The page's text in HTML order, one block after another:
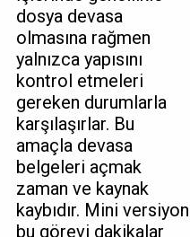
dosya devasa
olmasına rağmen
yalnızca yapısını
kontrol etmeleri
gereken durumlarla
karşılaşırlar. Bu
amaçla devasa
belgeleri açmak
zaman ve kaynak
kaybıdır. Mini versiyon
bu görevi dakikalar